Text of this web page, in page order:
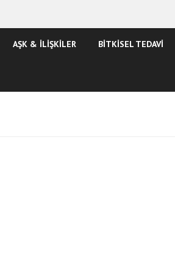
AŞK & İLİŞKİLER BİTKİSEL TEDAVİ